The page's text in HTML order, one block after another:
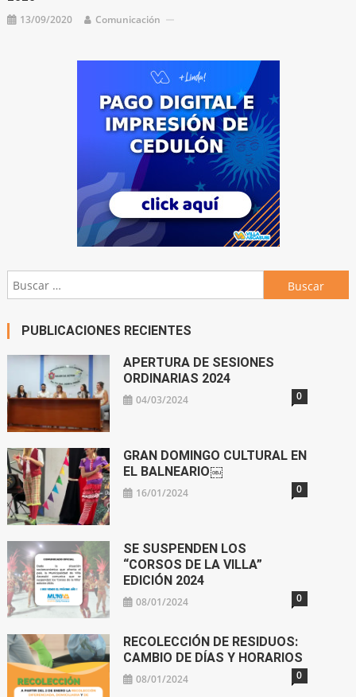
13/09/2020 Comunicación
Buscar:
PUBLICACIONES RECIENTES
APERTURA DE SESIONES
ORDINARIAS 2024
04/03/2024 0
GRAN DOMINGO CULTURAL EN
EL BALNEARIO￼
16/01/2024 0
SE SUSPENDEN LOS
“CORSOS DE LA VILLA”
EDICIÓN 2024
08/01/2024 0
RECOLECCIÓN DE RESIDUOS:
CAMBIO DE DÍAS Y HORARIOS
08/01/2024 0